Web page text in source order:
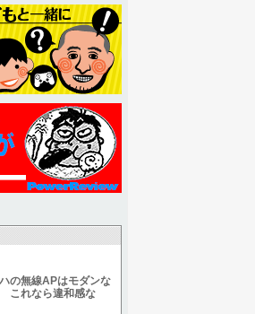
の無線APはモダンな
これなら違和感な